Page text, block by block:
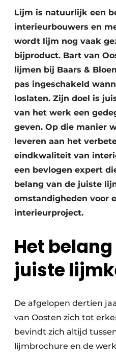
Lijm is natuurlijk een
interieurbouwers en
wordt lijm nog vaak
bijproduct. Bart van
lijmen bij Baars &
pas ingeschakeld
loslaten. Zijn doel is
van het werk een
geven. Op die manier
leveren aan het
eindkwaliteit van
een bevlogen expert
belang van de juiste
omstandigheden voor
interieurproject.
Het
juiste
De afgelopen dertien
van Oosten zich tot
bevindt zich altijd
lijmbrochure en de